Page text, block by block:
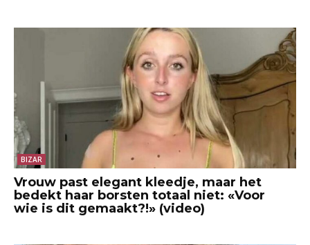
BIZAR
Vrouw past elegant kleedje, maar het
bedekt haar borsten totaal niet: «Voor
wie is dit gemaakt?!» (video)